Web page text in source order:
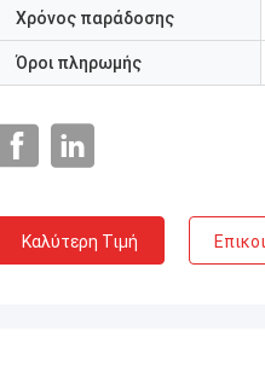
Χρόνος παράδοσης
Όροι πληρωμής
Καλύτερη Τιμή